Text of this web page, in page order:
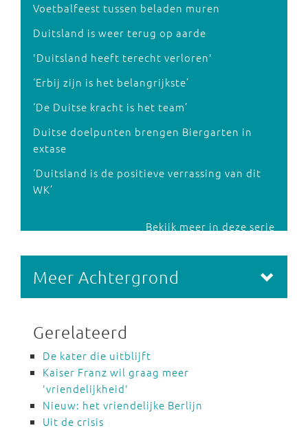
Voetbalfeest tussen beladen muren
Duitsland is weer terug op aarde
'Duitsland heeft terecht verloren'
‘Erbij zijn is het belangrijkste’
‘De Duitse kracht is het team’
Duitse doelpunten brengen Biergarten in
extase
‘Duitsland is de positieve verrassing van dit
WK’
Bekijk meer in deze serie
Meer Achtergrond
Gerelateerd
De kater die uitblijft
Kaiser Franz wil graag meer
'vriendelijkheid'
Nieuw: het vriendelijke Berlijn
Uit de crisis